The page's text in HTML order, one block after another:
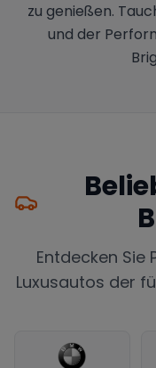
zu genießen.
und der
Entdecken
Luxusautos der